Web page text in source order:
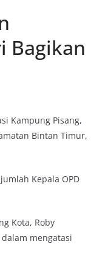
Bagikan
Kampung Pisang,
Bintan Timur,
Kepala OPD
Kota, Roby
mengatasi